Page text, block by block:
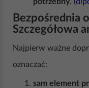
Bezpośrednia
Szczegółowa
Najpierw ważne
oznaczać:
sam element